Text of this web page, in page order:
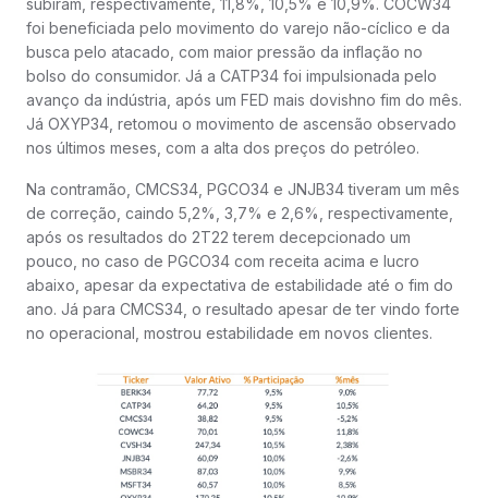
subiram, respectivamente, 11,8%, 10,5% e 10,9%. COCW34
foi beneficiada pelo movimento do varejo não-cíclico e da
busca pelo atacado, com maior pressão da inflação no
bolso do consumidor. Já a CATP34 foi impulsionada pelo
avanço da indústria, após um FED mais dovishno fim do mês.
Já OXYP34, retomou o movimento de ascensão observado
nos últimos meses, com a alta dos preços do petróleo.
Na contramão, CMCS34, PGCO34 e JNJB34 tiveram um mês
de correção, caindo 5,2%, 3,7% e 2,6%, respectivamente,
após os resultados do 2T22 terem decepcionado um
pouco, no caso de PGCO34 com receita acima e lucro
abaixo, apesar da expectativa de estabilidade até o fim do
ano. Já para CMCS34, o resultado apesar de ter vindo forte
no operacional, mostrou estabilidade em novos clientes.